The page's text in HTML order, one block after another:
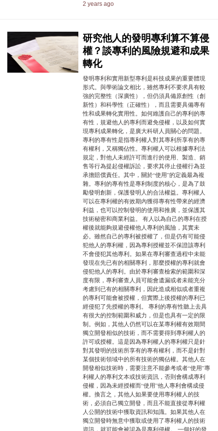
2 years ago
研究他人的發明專利算不算侵
權？談專利的風險規避和成果
轉化
發明專利和實用新型專利是科技成果的重要體現
形式。與學術論文相比，雖然專利不要求具有較
強的完整性（深廣性），但仍須具備原創性（創
新性）和科學性（正確性），而且需要具備專有
性和成果轉化實用性。如何維護自己的專利的專
有性，規避他人的專利而避免侵權，以及如何實
現專利成果轉化，是廣大科研人員關心的問題。
專利的專有性是指專利權人對其專利所享有的專
有權利，又稱獨佔性。專利權人可以根據專利法
規定，對他人未經許可而進行的使用、製造、銷
售等行為提起侵權訴訟，要求其停止侵權行為並
承擔賠償責任。其中，關於“使用”的定義最為複
雜。專利的專有性是專利制度的核心，是為了鼓
勵發明創新，保護發明人的合法權益。專利權人
可以在專利權的有效期內獲得專有性帶來的經濟
利益，也可以控制發明的使用和推廣，並保護其
技術秘密和商業利益。 有人以為自己的專利在授
權後就能夠規避侵權他人專利的風險，其實未
必。雖然自己的專利被授權了，但是仍有可能侵
犯他人的專利權，因為專利授權並不保證該專利
不會侵犯其他專利。如果在專利審查過程中未能
發現在先已有的相關專利，那麼授權的專利就會
侵犯他人的專利。由於專利審查檢索的範圍和深
度有限，專利審查人員可能會遺漏或者未能充分
考慮到已有的相關專利，因此造成相似或者重複
的專利可能會被授權，但實際上後授權的專利已
經侵犯了先授權的專利。 專利的專有性聽上去具
有很大的控制範圍和威力，但是也具有一定的限
制。例如，其他人仍然可以在某專利權有效期間
獨立開發相似的技術，而不需要得到專利權人的
許可或授權。這是因為專利權人的專利權只是針
對其發明的技術所享有的專有權利，而不是針對
某個技術領域中的所有技術的獨佔權。其他人在
開發相似技術時，需要注意不能參考或者“使用”專
利權人的專利文本或技術資訊，否則會構成專利
侵權，因為未經授權而“使用”他人專利會構成侵
權。換言之，其他人如果要使用專利權人的技
術，必須自己獨立開發，而且不能直接從專利權
人公開的技術中獲取資訊和知識。如果其他人在
獨立開發時無意中獲取或使用了專利權人的技術
資訊，就可能會被認為是專利侵權。 一個好的發